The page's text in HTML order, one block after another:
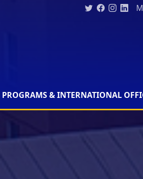
& INTERNATIONAL